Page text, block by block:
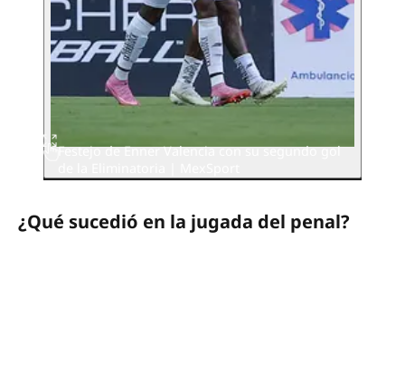
Festejo de Enner Valencia con su segundo gol
¿Qué sucedió en la jugada del penal?